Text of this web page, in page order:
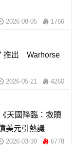
2026-08-05 1766
推出 Warhorse
2026-05-21 4260
天國降臨：救贖
美元引熱議
2026-03-30 6778